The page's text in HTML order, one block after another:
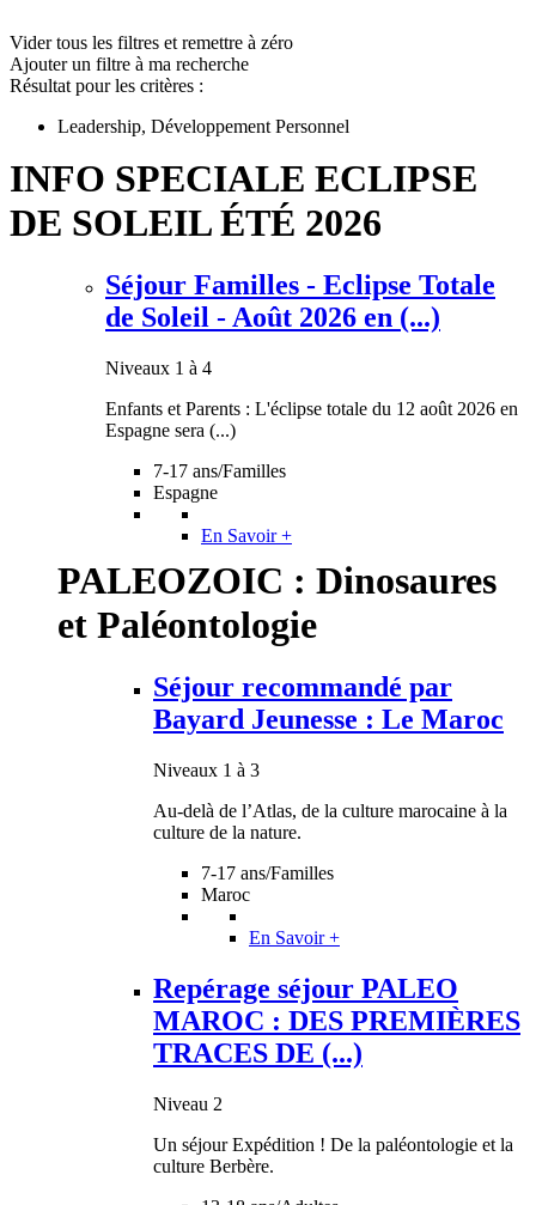
Vider tous les filtres et remettre à zéro
Ajouter un filtre à ma recherche
Résultat pour les critères :
Leadership, Développement Personnel
INFO SPECIALE ECLIPSE
DE SOLEIL ÉTÉ 2026
Séjour Familles - Eclipse Totale
de Soleil - Août 2026 en (...)
Niveaux 1 à 4
Enfants et Parents : L'éclipse totale du 12 août 2026 en
Espagne sera (...)
7-17 ans/Familles
Espagne
En Savoir +
PALEOZOIC : Dinosaures
et Paléontologie
Séjour recommandé par
Bayard Jeunesse : Le Maroc
Niveaux 1 à 3
Au-delà de l’Atlas, de la culture marocaine à la
culture de la nature.
7-17 ans/Familles
Maroc
En Savoir +
Repérage séjour PALEO
MAROC : DES PREMIÈRES
TRACES DE (...)
Niveau 2
Un séjour Expédition ! De la paléontologie et la
culture Berbère.